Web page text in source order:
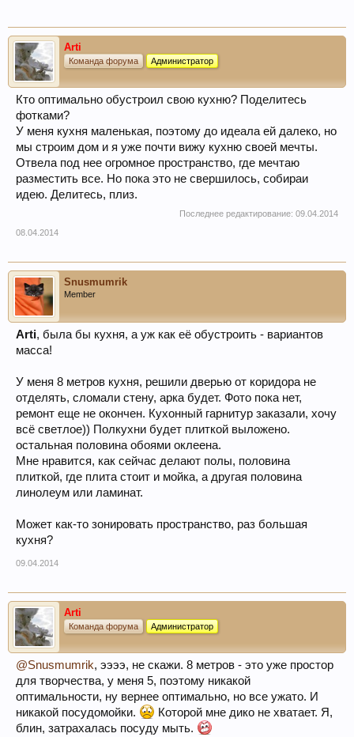
Arti
Команда форума Администратор
Кто оптимально обустроил свою кухню? Поделитесь
фотками?
У меня кухня маленькая, поэтому до идеала ей далеко, но
мы строим дом и я уже почти вижу кухню своей мечты.
Отвела под нее огромное пространство, где мечтаю
разместить все. Но пока это не свершилось, собираи
идею. Делитесь, плиз.
Последнее редактирование: 09.04.2014
08.04.2014
Snusmumrik
Member
Arti, была бы кухня, а уж как её обустроить - вариантов
масса!
У меня 8 метров кухня, решили дверью от коридора не
отделять, сломали стену, арка будет. Фото пока нет,
ремонт еще не окончен. Кухонный гарнитур заказали, хочу
всё светлое)) Полкухни будет плиткой выложено.
остальная половина обоями оклеена.
Мне нравится, как сейчас делают полы, половина
плиткой, где плита стоит и мойка, а другая половина
линолеум или ламинат.
Может как-то зонировать пространство, раз большая
кухня?
09.04.2014
Arti
Команда форума Администратор
@Snusmumrik, ээээ, не скажи. 8 метров - это уже простор
для творчества, у меня 5, поэтому никакой
оптимальности, ну вернее оптимально, но все ужато. И
никакой посудомойки.
Которой мне дико не хватает. Я,
блин, затрахалась посуду мыть.